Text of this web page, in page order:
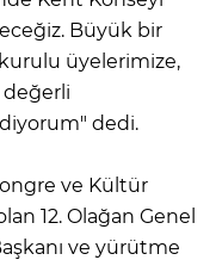
Büyük bir
üyelerimize,
dedi.
ve Kültür
12. Olağan Genel
ve yürütme